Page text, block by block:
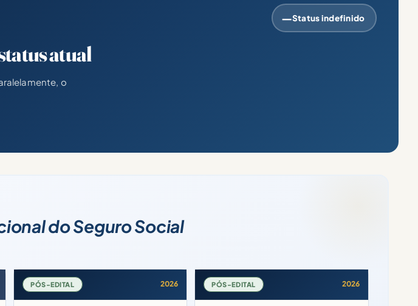
—Status indefinido
atual
o
do Seguro Social
PÓS-EDITAL 2026 PÓS-EDITAL 2026